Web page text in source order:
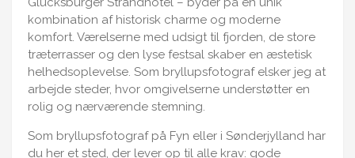
kombination af historisk charme og moderne
komfort. Værelserne med udsigt til fjorden, de store
træterrasser og den lyse festsal skaber en æstetisk
helhedsoplevelse. Som bryllupsfotograf elsker jeg at
arbejde steder, hvor omgivelserne understøtter en
rolig og nærværende stemning.
Som bryllupsfotograf på Fyn eller i Sønderjylland har
du her et sted, der lever op til alle krav: gode